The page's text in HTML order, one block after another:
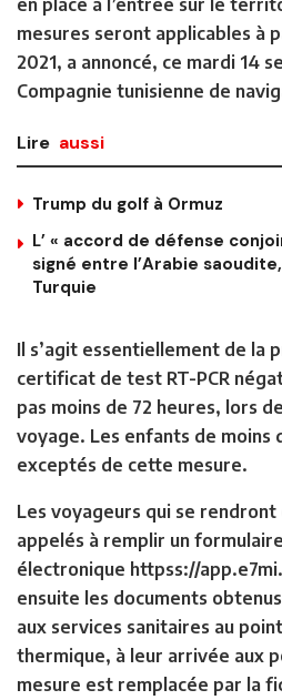
mesures seront applicables à
2021, a annoncé, ce mardi 14
Compagnie tunisienne de
Lire aussi
Trump du golf à Ormuz
L’ « accord de défense
signé entre l’Arabie
Turquie
Il s’agit essentiellement de la
certificat de test RT-PCR
pas moins de 72 heures, lors
voyage. Les enfants de moins
exceptés de cette mesure.
Les voyageurs qui se
appelés à remplir un
électronique httpss://
ensuite les documents
aux services sanitaires au
thermique, à leur arrivée aux
mesure est remplacée par la